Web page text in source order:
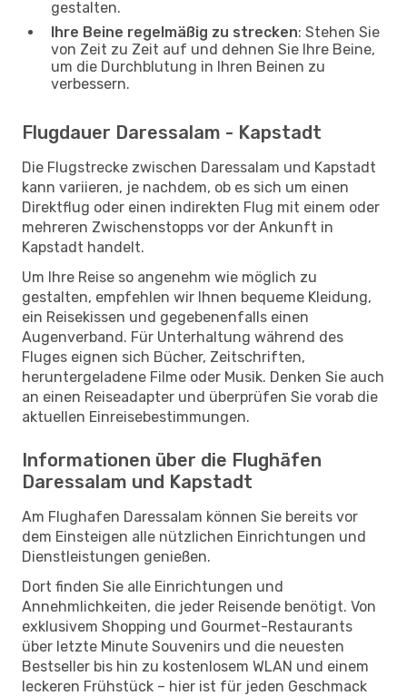
gestalten.
Ihre Beine regelmäßig zu strecken: Stehen Sie
von Zeit zu Zeit auf und dehnen Sie Ihre Beine,
um die Durchblutung in Ihren Beinen zu
verbessern.
Flugdauer Daressalam - Kapstadt
Die Flugstrecke zwischen Daressalam und Kapstadt
kann variieren, je nachdem, ob es sich um einen
Direktflug oder einen indirekten Flug mit einem oder
mehreren Zwischenstopps vor der Ankunft in
Kapstadt handelt.
Um Ihre Reise so angenehm wie möglich zu
gestalten, empfehlen wir Ihnen bequeme Kleidung,
ein Reisekissen und gegebenenfalls einen
Augenverband. Für Unterhaltung während des
Fluges eignen sich Bücher, Zeitschriften,
heruntergeladene Filme oder Musik. Denken Sie auch
an einen Reiseadapter und überprüfen Sie vorab die
aktuellen Einreisebestimmungen.
Informationen über die Flughäfen
Daressalam und Kapstadt
Am Flughafen Daressalam können Sie bereits vor
dem Einsteigen alle nützlichen Einrichtungen und
Dienstleistungen genießen.
Dort finden Sie alle Einrichtungen und
Annehmlichkeiten, die jeder Reisende benötigt. Von
exklusivem Shopping und Gourmet-Restaurants
über letzte Minute Souvenirs und die neuesten
Bestseller bis hin zu kostenlosem WLAN und einem
leckeren Frühstück – hier ist für jeden Geschmack